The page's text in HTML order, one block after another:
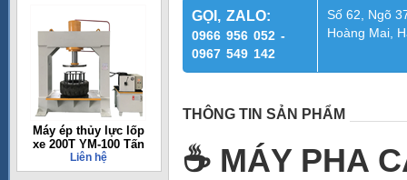
Máy ép thủy lực lốp
xe 200T YM-100 Tấn
Liên hệ
GỌI, ZALO:
0966 956 052 -
0967 549 142
Số 62, Ngõ
Hoàng Mai,
THÔNG TIN SẢN PHẨM
☕ MÁY PHA